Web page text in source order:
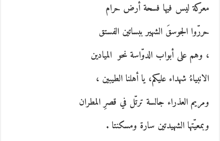
معركة ليس فيها فسحة أرض حرام
حررّوا الجوسقَ الشهير ببساتين الفستق
، وهم على أبواب الدوّاسة نحو الميادين
الانبياءُ شهداء عليكم، يا أهلنا الطيبين ،
ومريم العذراء جالسة ترتّل في قصرِ المطران
وبمعيّتها الشهيدتين سارة ومسكنتا .